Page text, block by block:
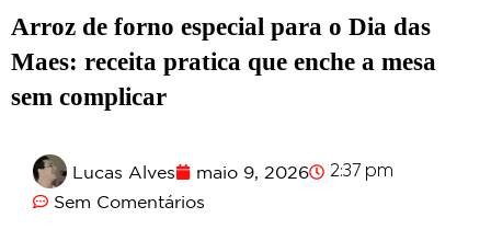
Arroz de forno especial para o Dia das
Maes: receita pratica que enche a mesa
sem complicar
Lucas Alves maio 9, 2026 2:37 pm
Sem Comentários